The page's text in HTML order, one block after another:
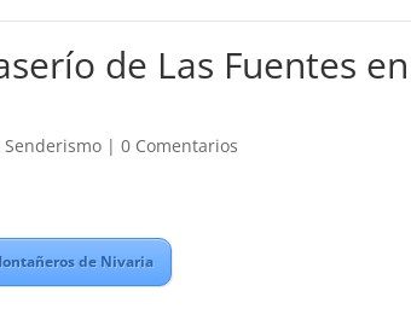
de Las Fuentes en
|0 Comentarios
de Nivaria